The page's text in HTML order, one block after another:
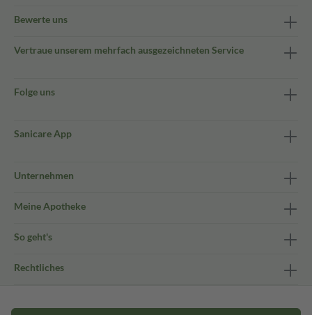
Bewerte uns
Vertraue unserem mehrfach ausgezeichneten Service
Folge uns
Sanicare App
Unternehmen
Meine Apotheke
So geht's
Rechtliches